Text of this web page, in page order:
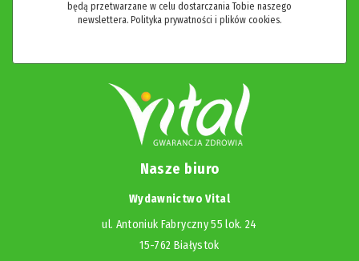
będą przetwarzane w celu dostarczania Tobie naszego
newslettera. Polityka prywatności i plików cookies.
Nasze biuro
Wydawnictwo Vital
ul. Antoniuk Fabryczny 55 lok. 24
15-762 Białystok